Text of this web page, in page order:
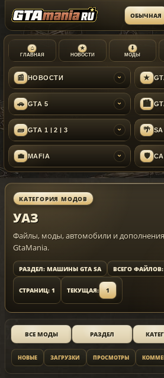
ОБЫЧНАЯ
⌂
ГЛАВНАЯ
★
НОВОСТИ
⬇
МОДЫ
📰 НОВОСТИ › ★
🚗 GTA 5 › 🏙
🧱 GTA 1 | 2 | 3 › 🌴
💼 MAFIA › 🛡
КАТЕГОРИЯ МОДОВ
УАЗ
Файлы, моды, автомобили и дополнения
GtaMania.
РАЗДЕЛ: МАШИНЫ GTA SA ВСЕГО ФАЙЛОВ:
СТРАНИЦ: 1 ТЕКУЩАЯ: 1
ВСЕ МОДЫ РАЗДЕЛ
НОВЫЕ ЗАГРУЗКИ ПРОСМОТРЫ